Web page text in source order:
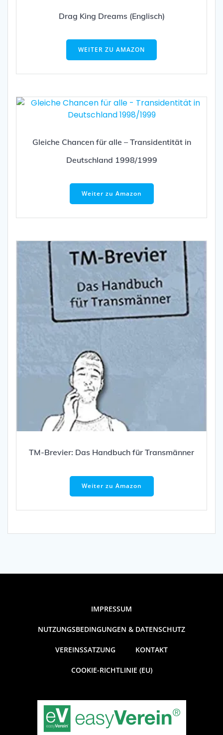
Drag King Dreams (Englisch)
WEITER ZU AMAZON
Gleiche Chancen für alle – Transidentität in
Deutschland 1998/1999
Weiter zu Amazon
TM-Brevier: Das Handbuch für Transmänner
Weiter zu Amazon
IMPRESSUM
NUTZUNGSBEDINGUNGEN & DATENSCHUTZ
VEREINSSATZUNG KONTAKT
COOKIE-RICHTLINIE (EU)